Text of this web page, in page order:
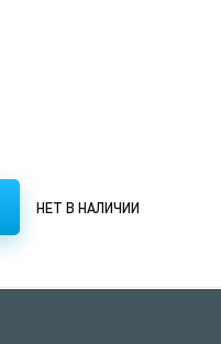
НЕТ В НАЛИЧИИ